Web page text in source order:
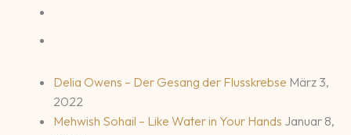
Delia Owens – Der Gesang der Flusskrebse März 3,
2022
Mehwish Sohail – Like Water in Your Hands Januar 8,